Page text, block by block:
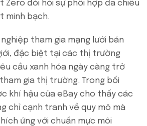
Zero đòi hỏi sự phối hợp đa chiều
minh bạch.
tham gia mạng lưới bán
đặc biệt tại các thị trường
cầu xanh hóa ngày càng trở
gia thị trường. Trong bối
khí hậu của eBay cho thấy các
chỉ cạnh tranh về quy mô mà
ứng với chuẩn mực môi